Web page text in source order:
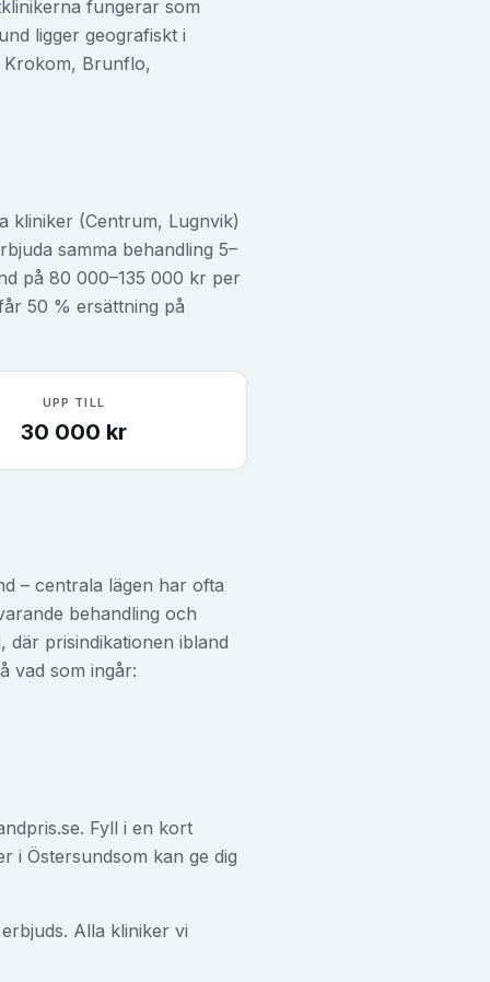
fungerar som
ligger geografiskt i
Krokom, Brunflo,
kliniker (Centrum, Lugnvik)
samma behandling 5–
på 80 000–135 000 kr per
50 % ersättning på
UPP TILL
30 000 kr
– centrala lägen har ofta
behandling och
prisindikationen ibland
vad som ingår:
Fyll i en kort
i Östersundsom kan ge dig
Alla kliniker vi